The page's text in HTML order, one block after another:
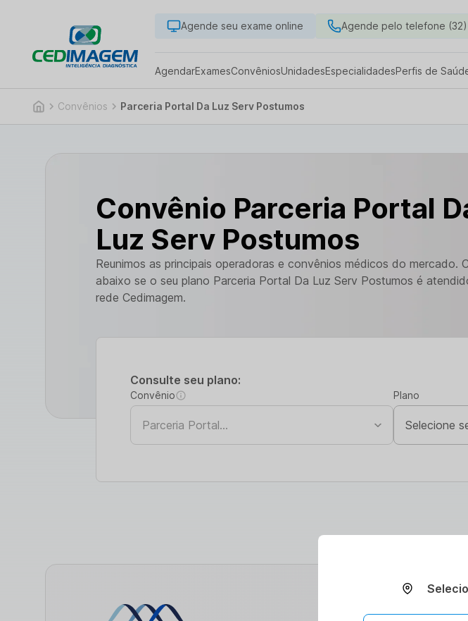
Agende seu exame online Agende pelo telefone (32)
AgendarExamesConvêniosUnidadesEspecialidadesPerfis de
Convênios Parceria Portal Da Luz Serv Postumos
Convênio Parceria Portal
Luz Serv Postumos
Reunimos as principais operadoras e convênios médicos do mercado.
abaixo se o seu plano Parceria Portal Da Luz Serv Postumos é
rede Cedimagem.
Consulte seu plano:
Convênio Plano